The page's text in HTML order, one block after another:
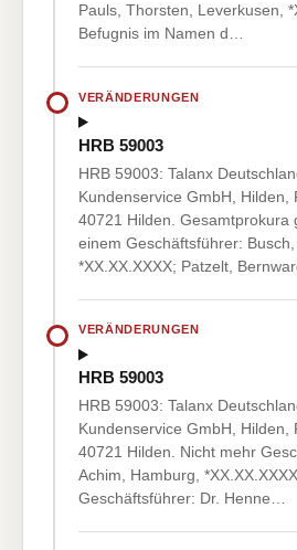
Pauls, Thorsten, Leverkusen,
Befugnis im Namen d…
VERÄNDERUNGEN
HRB 59003
HRB 59003: Talanx
Kundenservice GmbH, Hilden,
40721 Hilden. Gesamtprokura
einem Geschäftsführer: Busch,
*XX.XX.XXXX; Patzelt,
VERÄNDERUNGEN
HRB 59003
HRB 59003: Talanx
Kundenservice GmbH, Hilden,
40721 Hilden. Nicht mehr
Achim, Hamburg,
Geschäftsführer: Dr. Henne…